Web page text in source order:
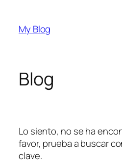
contenido
My Blog
Blog
Lo siento, no se ha
favor, prueba a buscar
clave.